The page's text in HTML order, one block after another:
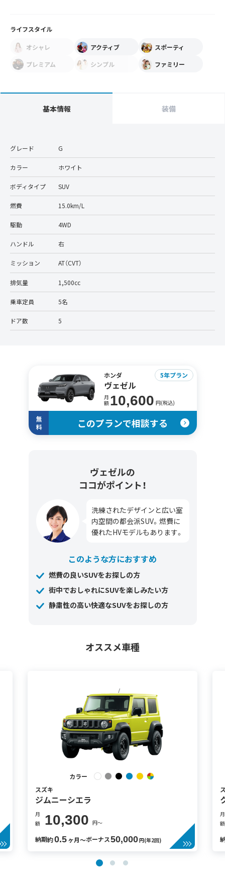
ライフスタイル
オシャレ アクティブ
スポーティ
プレミアム
シンプル ファミリー
基本情報 装備
グレード G
カラー ホワイト
ボディタイプ SUV
燃費 15.0km/L
駆動 4WD
ハンドル 右
ミッション AT（CVT）
排気量 1,500cc
乗車定員 5名
ドア数 5
ホンダ
ヴェゼル
月
額 10,600 円(税込)
5年プラン
無
料
このプランで相談する
ヴェゼルの
ココがポイント！
洗練されたデザインと広い室
内空間の都会派SUV。燃費に
優れたHVモデルもあります。
このような方におすすめ
燃費の良いSUVをお探しの方
街中でおしゃれにSUVを楽しみたい方
静粛性の高い快適なSUVをお探しの方
オススメ車種
カラー
スズキ
ジムニーシエラ
月
額
10,300 円〜
納期約0.5ヶ月〜ボーナス50,000円(年2回)
月
額